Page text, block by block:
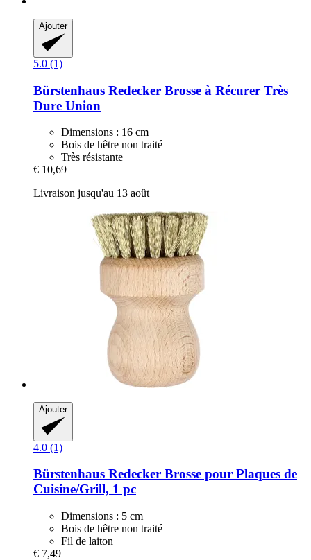
Ajouter
5.0 (1)
Bürstenhaus Redecker Brosse à Récurer Très
Dure Union
Dimensions : 16 cm
Bois de hêtre non traité
Très résistante
€ 10,69
Livraison jusqu'au 13 août
Ajouter
4.0 (1)
Bürstenhaus Redecker Brosse pour Plaques de
Cuisine/Grill, 1 pc
Dimensions : 5 cm
Bois de hêtre non traité
Fil de laiton
€ 7,49